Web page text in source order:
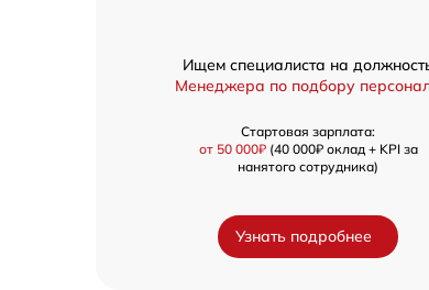
Ищем специалиста на
Менеджера по подбору
Стартовая зарплата:
от 50 000₽(40 000₽ оклад + KPI за
нанятого сотрудника)
Узнать подробнее